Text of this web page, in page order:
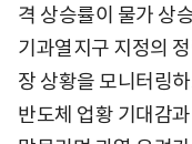
격 상승률이 물가 상
기과열지구 지정의
장 상황을 모니터링
반도체 업황 기대감